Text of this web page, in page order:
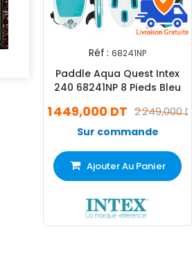
Réf : 68241NP
Paddle Aqua Quest Intex
240 68241NP 8 Pieds Bleu
2 249,000 DT
1 449,000 DT
Sur commande
Ajouter Au Panier